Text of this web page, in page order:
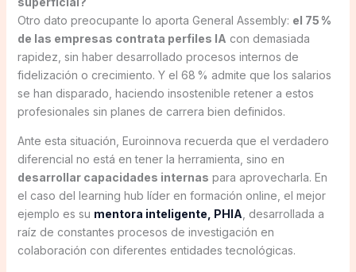
Otro dato preocupante lo aporta General Assembly: el 75 %
de las empresas contrata perfiles IA con demasiada
rapidez, sin haber desarrollado procesos internos de
fidelización o crecimiento. Y el 68 % admite que los salarios
se han disparado, haciendo insostenible retener a estos
profesionales sin planes de carrera bien definidos.
Ante esta situación, Euroinnova recuerda que el verdadero
diferencial no está en tener la herramienta, sino en
desarrollar capacidades internas para aprovecharla. En
el caso del learning hub líder en formación online, el mejor
ejemplo es su mentora inteligente, PHIA , desarrollada a
raíz de constantes procesos de investigación en
colaboración con diferentes entidades tecnológicas.